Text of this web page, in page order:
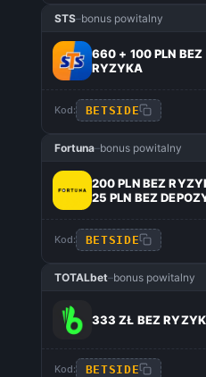
STS–bonus powitalny
660 + 100 PLN BEZ
RYZYKA
Kod: BETSIDE
Fortuna–bonus powitalny
200 PLN BEZ
25 PLN BEZ
Kod: BETSIDE
TOTALbet–bonus powitalny
333 ZŁ BEZ
Kod: BETSIDE